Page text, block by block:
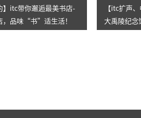
】itc带你邂逅最美书店-
，品味“书”适生活！
【itc扩声
大禹陵纪念